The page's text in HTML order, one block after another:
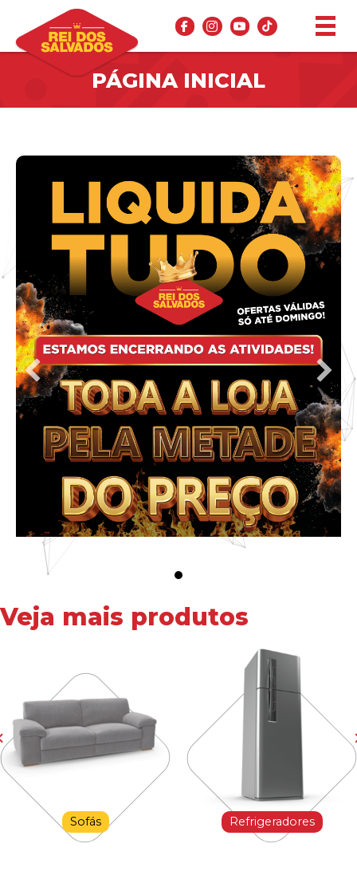
PÁGINA INICIAL
Veja mais produtos
Sofás Refrigeradores